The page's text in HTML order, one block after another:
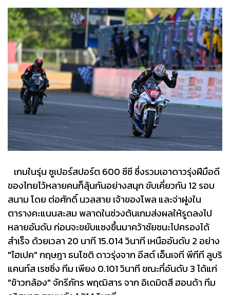
เกมในรุ่น ซูเปอร์สปอร์ต 600 ซีซี ซึ่งรวมเอาดาวรุ่งฝีมือดี
ของไทยไว้หลายคนก็ลุ้นกันอย่างสนุก ขับเคี่ยวกัน 12 รอบ
สนาม โดย ต่อศักดิ์ นวลสาย เจ้าของโพล และจ่าฝูงใน
ตารางคะแนนสะสม พลาดในช่วงต้นเกมส่งผลให้รูดลงไป
หลายอันดับ ก่อนจะขยับแซงขึ้นมาคว้าชัยชนะไปครองได้
สำเร็จ ด้วยเวลา 20 นาที 15.014 วินาที เหนืออันดับ 2 อย่าง
"ไฮเปค" กฤษฎา ธนโชติ ดาวรุ่งจาก อีสต์ เอ็นเจที พีทีที ลูบริ
แคนท์ส เรซซิ่ง ทีม เพียง 0.101 วินาที ขณะที่อันดับ 3 ได้แก่
"ข้าวกล้อง" จักรีภัทร พฤฒิสาร จาก อิเดมิตสึ ฮอนด้า ทีม